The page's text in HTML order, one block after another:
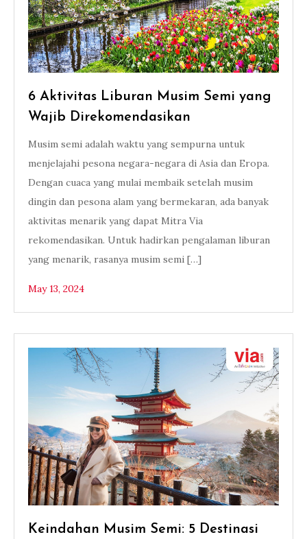
6 Aktivitas Liburan Musim Semi yang
Wajib Direkomendasikan
Musim semi adalah waktu yang sempurna untuk
menjelajahi pesona negara-negara di Asia dan Eropa.
Dengan cuaca yang mulai membaik setelah musim
dingin dan pesona alam yang bermekaran, ada banyak
aktivitas menarik yang dapat Mitra Via
rekomendasikan. Untuk hadirkan pengalaman liburan
yang menarik, rasanya musim semi […]
May 13, 2024
Keindahan Musim Semi: 5 Destinasi